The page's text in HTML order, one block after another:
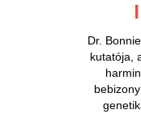
Dr.
kutatója,